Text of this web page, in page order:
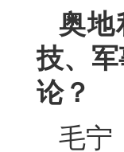
奥地
技、
论？
毛宁